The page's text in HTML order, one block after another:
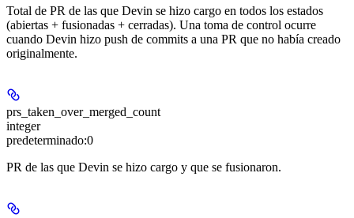
Total de PR de las que Devin se hizo cargo en todos los estados
(abiertas + fusionadas + cerradas). Una toma de control ocurre
cuando Devin hizo push de commits a una PR que no había creado
originalmente.
prs_taken_over_merged_count
integer
predeterminado:0
PR de las que Devin se hizo cargo y que se fusionaron.